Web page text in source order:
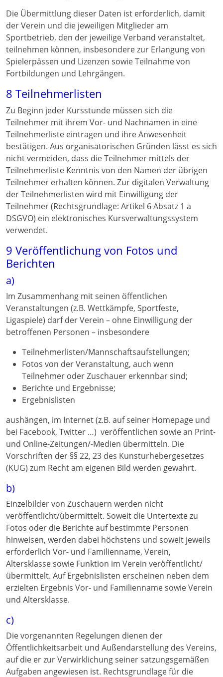
Die Übermittlung dieser Daten ist erforderlich, damit
der Verein und die jeweiligen Mitglieder am
Sportbetrieb, den der jeweilige Verband veranstaltet,
teilnehmen können, insbesondere zur Erlangung von
Spielerpässen und Lizenzen sowie Teilnahme von
Fortbildungen und Lehrgängen.
8 Teilnehmerlisten
Zu Beginn jeder Kursstunde müssen sich die
Teilnehmer mit ihrem Vor- und Nachnamen in eine
Teilnehmerliste eintragen und ihre Anwesenheit
bestätigen. Aus organisatorischen Gründen lässt es sich
nicht vermeiden, dass die Teilnehmer mittels der
Teilnehmerliste Kenntnis von den Namen der übrigen
Teilnehmer erhalten können. Zur digitalen Verwaltung
der Teilnehmerlisten wird mit Einwilligung der
Teilnehmer (Rechtsgrundlage: Artikel 6 Absatz 1 a
DSGVO) ein elektronisches Kursverwaltungssystem
verwendet.
9 Veröffentlichung von Fotos und
Berichten
a)
Im Zusammenhang mit seinen öffentlichen
Veranstaltungen (z.B. Wettkämpfe, Sportfeste,
Ligaspiele) darf der Verein – ohne Einwilligung der
betroffenen Personen – insbesondere
Teilnehmerlisten/Mannschaftsaufstellungen;
Fotos von der Veranstaltung, auch wenn
Teilnehmer oder Zuschauer erkennbar sind;
Berichte und Ergebnisse;
Ergebnislisten
aushängen, im Internet (z.B. auf seiner Homepage und
bei Facebook, Twitter …) veröffentlichen sowie an Print-
und Online-Zeitungen/-Medien übermitteln. Die
Vorschriften der §§ 22, 23 des Kunsturhebergesetzes
(KUG) zum Recht am eigenen Bild werden gewahrt.
b)
Einzelbilder von Zuschauern werden nicht
veröffentlicht/übermittelt. Soweit die Untertexte zu
Fotos oder die Berichte auf bestimmte Personen
hinweisen, werden dabei höchstens und soweit jeweils
erforderlich Vor- und Familienname, Verein,
Altersklasse sowie Funktion im Verein veröffentlicht/
übermittelt. Auf Ergebnislisten erscheinen neben dem
erzielten Ergebnis Vor- und Familienname sowie Verein
und Altersklasse.
c)
Die vorgenannten Regelungen dienen der
Öffentlichkeitsarbeit und Außendarstellung des Vereins,
auf die er zur Verwirklichung seiner satzungsgemäßen
Aufgaben angewiesen ist. Rechtsgrundlage für die